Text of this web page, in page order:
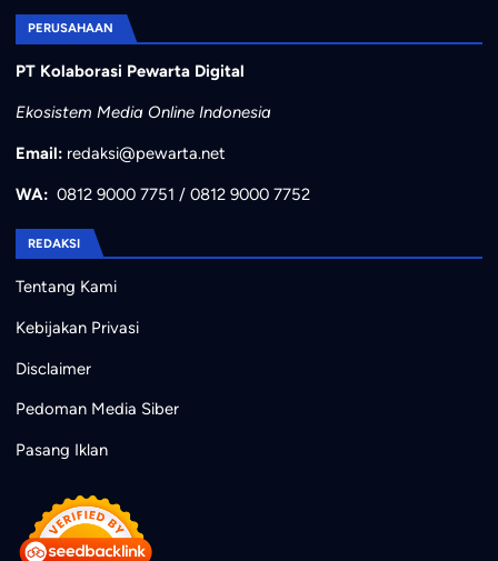
PERUSAHAAN
PT Kolaborasi Pewarta Digital
Ekosistem Media Online Indonesia
Email: redaksi@pewarta.net
WA: 0812 9000 7751 / 0812 9000 7752
REDAKSI
Tentang Kami
Kebijakan Privasi
Disclaimer
Pedoman Media Siber
Pasang Iklan